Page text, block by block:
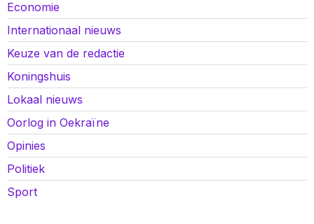
Economie
Internationaal nieuws
Keuze van de redactie
Koningshuis
Lokaal nieuws
Oorlog in Oekraïne
Opinies
Politiek
Sport